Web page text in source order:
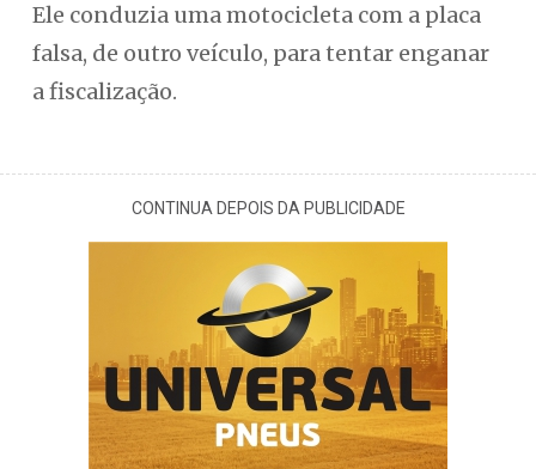
Ele conduzia uma motocicleta com a placa
falsa, de outro veículo, para tentar enganar
a fiscalização.
CONTINUA DEPOIS DA PUBLICIDADE